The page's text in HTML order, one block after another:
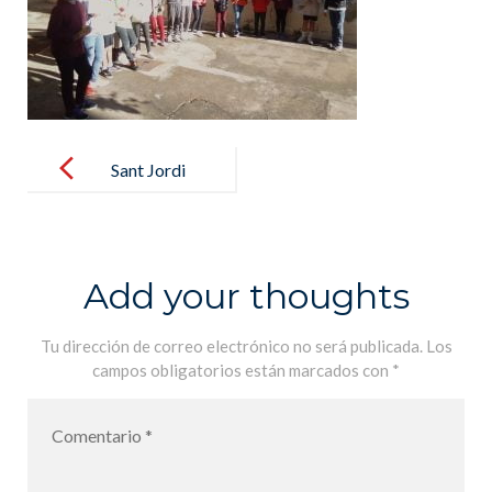
navigation
Sant Jordi
Add your thoughts
Tu dirección de correo electrónico no será publicada. Los
campos obligatorios están marcados con *